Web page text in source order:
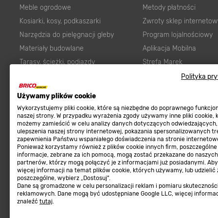
Polityka
Używamy plików cookie
Wykorzystujemy pliki cookie, które są niezbędne do poprawnego
naszej strony. W przypadku wyrażenia zgody używamy inne pliki cookie,
możemy zamieścić w celu analizy danych dotyczących odwiedzających,
ulepszenia naszej strony internetowej, pokazania spersonalizowanych
zapewnienia Państwu wspaniałego doświadczenia na stronie
Ponieważ korzystamy również z plików cookie innych firm, poszczególne
informacje, zebrane za ich pomocą, mogą zostać przekazane do naszych
partnerów, którzy mogą połączyć je z informacjami już posiadanymi.
więcej informacji na temat plików cookie, których używamy, lub udzielić
poszczególne, wybierz „Dostosuj”.
Dane są gromadzone w celu personalizacji reklam i pomiaru
reklamowych. Dane mogą być udostępniane Google LLC, więcej
znaleźć tutaj.
Meble ogrodowe
Kosiarki, kosy, podkaszarki
Narzędzia do pielęgnacji gleby
Materiały budowlane
Tarasy, ścieżki, podjazdy
Karma dla psa
Farby wewnętrzne białe
Elektryka
Panele
Elektronarzędzia
Płytki
Panele podłogowe
Płyty OSB/HDF
Metody płatności
Zwroty sklep
Program lojalnościowy
Aplikacja Mobilna
Strefa Marek
zgodności towaru z
Program Brico PRO
Regulaminy
Regulaminy
Polityka prywatności